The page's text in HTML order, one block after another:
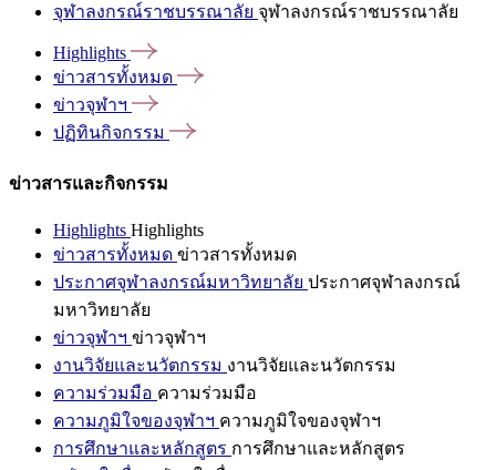
จุฬาลงกรณ์ราชบรรณาลัย จุฬาลงกรณ์ราชบรรณาลัย
Highlights
ข่าวสารทั้งหมด
ข่าวจุฬาฯ
ปฏิทินกิจกรรม
ข่าวสารและกิจกรรม
Highlights Highlights
ข่าวสารทั้งหมด ข่าวสารทั้งหมด
ประกาศจุฬาลงกรณ์มหาวิทยาลัย ประกาศจุฬาลงกรณ์
มหาวิทยาลัย
ข่าวจุฬาฯ ข่าวจุฬาฯ
งานวิจัยและนวัตกรรม งานวิจัยและนวัตกรรม
ความร่วมมือ ความร่วมมือ
ความภูมิใจของจุฬาฯ ความภูมิใจของจุฬาฯ
การศึกษาและหลักสูตร การศึกษาและหลักสูตร